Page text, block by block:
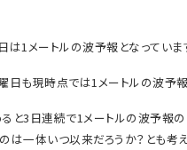
は1メートルの波予報となっていま
日も現時点では1メートルの波予報
と3日連続で1メートルの波予報の
は一体いつ以来だろうか？とも考